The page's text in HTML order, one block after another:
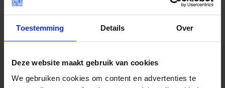
Toestemming Details Over
Deze website maakt gebruik van cookies
We gebruiken cookies om content en advertenties te